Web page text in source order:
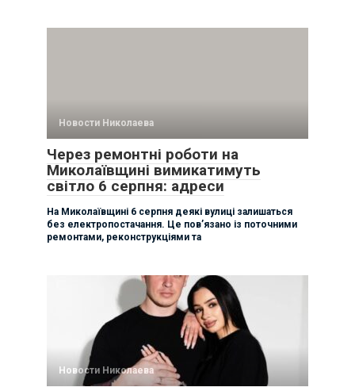
Новости Николаева
Через ремонтні роботи на
Миколаївщині вимикатимуть
світло 6 серпня: адреси
На Миколаївщині 6 серпня деякі вулиці залишаться
без електропостачання. Це пов’язано із поточними
ремонтами, реконструкціями та
Новости Николаева